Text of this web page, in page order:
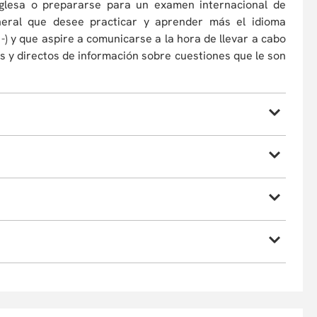
o prepararse para un examen internacional de
que desee practicar y aprender más el idioma
y que aspire a comunicarse a la hora de llevar a cabo
directos de información sobre cuestiones que le son
en cualquier ámbito, integrándote activamente en
como lengua franca, es decir, como medio común
con fines específicos como el turismo, el comercio o